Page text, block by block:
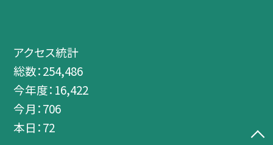
アクセス統計
総数：254,486
今年度： 16,422
今月：706
本日：72